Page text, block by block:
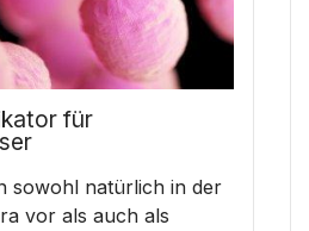
für
sowohl natürlich in der
vor als auch als